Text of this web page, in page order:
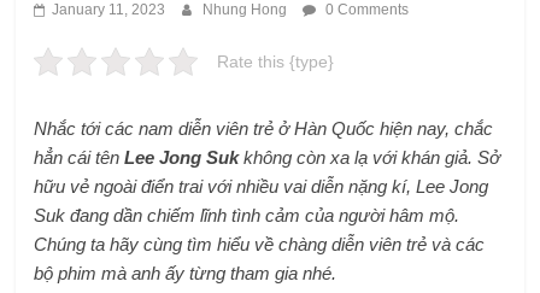
January 11, 2023 Nhung Hong 0 Comments
Rate this {type}
Nhắc tới các nam diễn viên trẻ ở Hàn Quốc hiện nay, chắc
hẳn cái tênLee Jong Sukkhông còn xa lạ với khán giả. Sở
hữu vẻ ngoài điển trai với nhiều vai diễn nặng kí, Lee Jong
Suk đang dần chiếm lĩnh tình cảm của người hâm mộ.
Chúng ta hãy cùng tìm hiểu về chàng diễn viên trẻ và các
bộ phim mà anh ấy từng tham gia nhé.